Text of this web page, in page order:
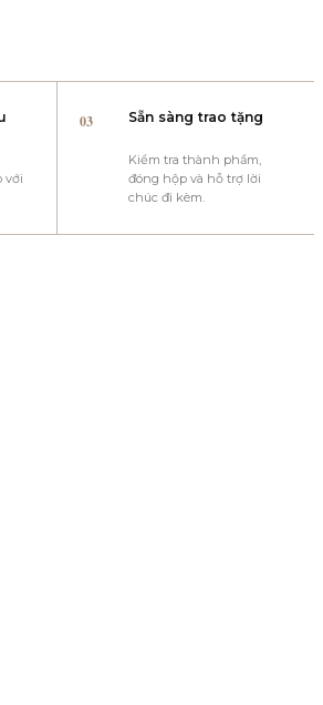
với
03 Sẵn sàng trao tặng
Kiểm tra thành phẩm,
đóng hộp và hỗ trợ lời
chúc đi kèm.